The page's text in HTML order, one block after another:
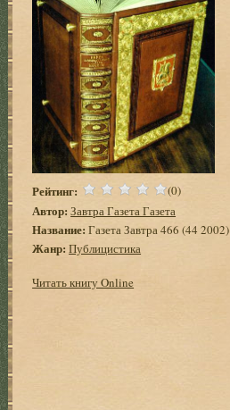
Рейтинг: (0)
Автор: Завтра Газета Газета
Название: Газета Завтра 466 (44 2002)
Жанр: Публицистика
Читать книгу Online